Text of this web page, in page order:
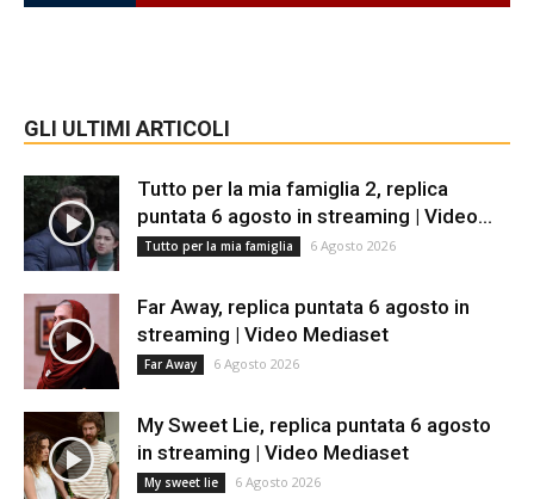
GLI ULTIMI ARTICOLI
Tutto per la mia famiglia 2, replica
puntata 6 agosto in streaming | Video...
Tutto per la mia famiglia 6 Agosto 2026
Far Away, replica puntata 6 agosto in
streaming | Video Mediaset
Far Away 6 Agosto 2026
My Sweet Lie, replica puntata 6 agosto
in streaming | Video Mediaset
My sweet lie 6 Agosto 2026